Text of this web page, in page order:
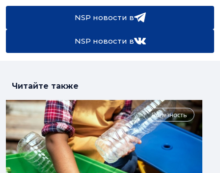
NSP новости в
NSP новости в
Читайте также
Полезность